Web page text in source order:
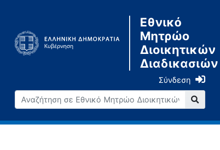
Εθνικό
Μητρώο
Διοικητικών
Διαδικασιών
Σύνδεση